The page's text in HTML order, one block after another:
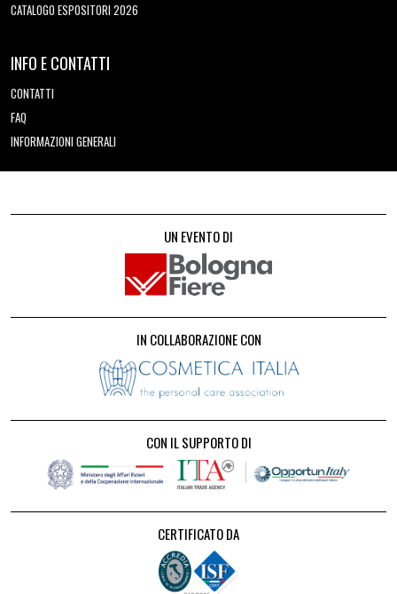
CATALOGO ESPOSITORI 2026
INFO E CONTATTI
CONTATTI
FAQ
INFORMAZIONI GENERALI
UN EVENTO DI
IN COLLABORAZIONE CON
CON IL SUPPORTO DI
CERTIFICATO DA